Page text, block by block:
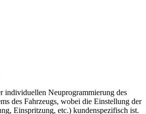
individuellen Neuprogrammierung des
des Fahrzeugs, wobei die Einstellung der
Einspritzung, etc.) kundenspezifisch ist.